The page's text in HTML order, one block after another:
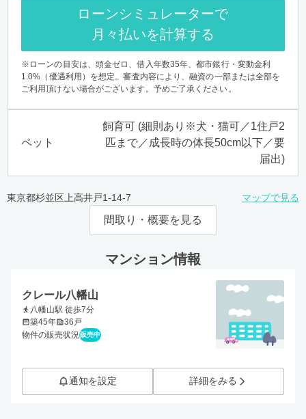
ローンシミュレーターで
月々払いを計算する
※ローンの目安は、頭金ゼロ、借入年数35年、都市銀行・変動金利
1.0%（優遇利用）を想定。審査内容により、融資の一部または全部を
ご利用頂けない場合がございます。予めご了承ください。
ペット
飼育可 (細則あり※犬・猫可／1住戸2
匹まで／成長時の体長50cm以下／要
届出)
東京都杉並区上高井戸1-14-7 マップで見る
間取り・概要を見る
マンション情報
クレール八幡山
八幡山駅 徒歩7分
築45年
36戸
物件の販売状況 販売中
通知を設定 詳細をみる